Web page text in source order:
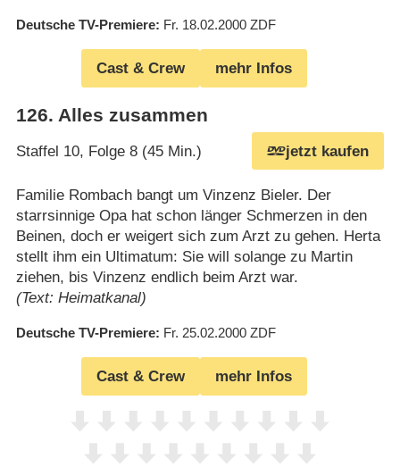
Deutsche TV-Premiere Fr. 18.02.2000 ZDF
Cast & Crew mehr Infos
126. Alles zusammen
Staffel 10, Folge 8 (45 Min.) jetzt kaufen
Familie Rombach bangt um Vinzenz Bieler. Der
starrsinnige Opa hat schon länger Schmerzen in den
Beinen, doch er weigert sich zum Arzt zu gehen. Herta
stellt ihm ein Ultimatum: Sie will solange zu Martin
ziehen, bis Vinzenz endlich beim Arzt war.
(Text: Heimatkanal)
Deutsche TV-Premiere Fr. 25.02.2000 ZDF
Cast & Crew mehr Infos